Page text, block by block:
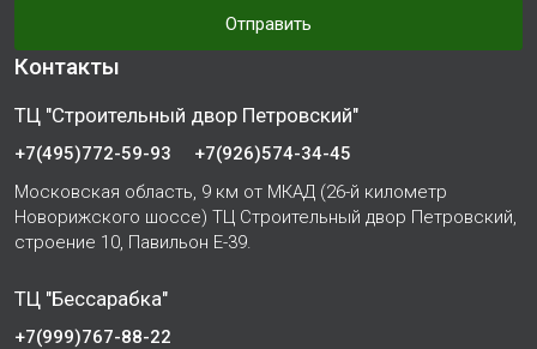
Отправить
Контакты
ТЦ "Строительный двор Петровский"
+7(495)772-59-93
+7(926)574-34-45
Московская область, 9 км от МКАД (26-й километр
Новорижского шоссе) ТЦ Строительный двор Петровский,
строение 10, Павильон Е-39.
ТЦ "Бессарабка"
+7(999)767-88-22